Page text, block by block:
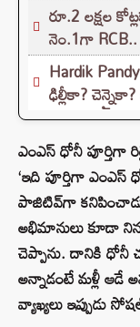
రూ.2 లక్షల
నెం.1గా RCB..
Hardik
ఢిల్లీకా?
ఎంఎస్ ధోనీ పూర్తిగా
‘ఇది పూర్తిగా ఎంఎస్
పాజిటివ్‌గా
అభిమానులు కూడా
చెప్పాను. దానికి ధోనీ
అన్నాడంటే మళ్లీ ఆడే
వ్యాఖ్యలు